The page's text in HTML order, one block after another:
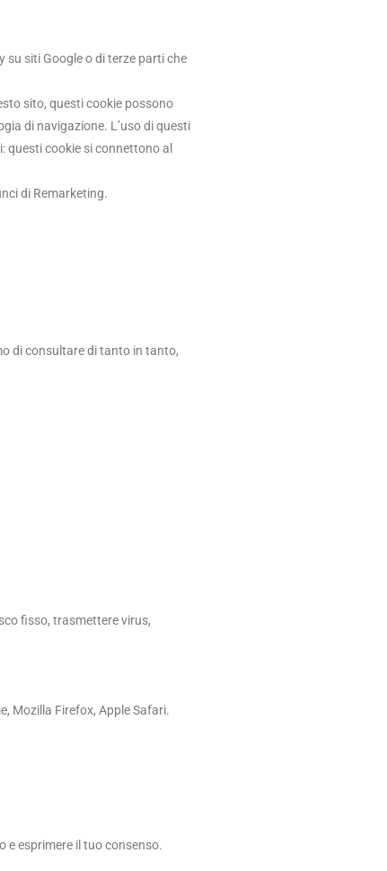
su siti Google o di terze parti che
sito, questi cookie possono
di navigazione. L’uso di questi
cookie si connettono al
di Remarketing.
di consultare di tanto in tanto,
fisso, trasmettere virus,
Mozilla Firefox, Apple Safari.
e esprimere il tuo consenso.